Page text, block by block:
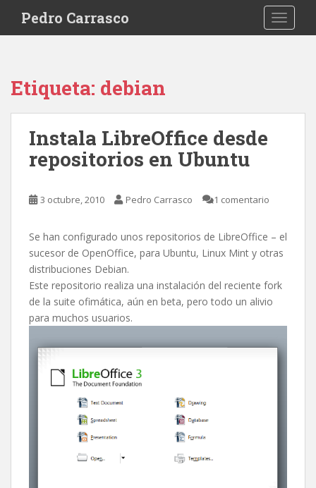
i
Pedro Carrasco
Etiqueta: debian
Instala LibreOffice desde
repositorios en Ubuntu
3 octubre, 2010 Pedro Carrasco 1 comentario
Se han configurado unos repositorios de LibreOffice – el
sucesor de OpenOffice, para Ubuntu, Linux Mint y otras
distribuciones Debian.
Este repositorio realiza una instalación del reciente fork
de la suite ofimática, aún en beta, pero todo un alivio
para muchos usuarios.